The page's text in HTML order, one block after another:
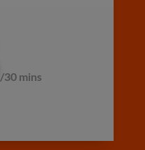
/30 mins